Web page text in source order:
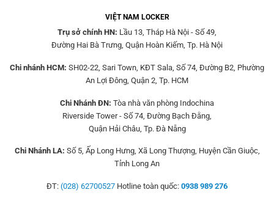
VIỆT NAM LOCKER
Trụ sở chính HN: Lầu 13, Tháp Hà Nội - Số 49,
Đường Hai Bà Trưng, Quận Hoàn Kiếm, Tp. Hà Nội
Chi nhánh HCM: SH02-22, Sari Town, KĐT Sala, Số 74, Đường B2, Phường
An Lợi Đông, Quận 2, Tp. HCM
Chi Nhánh ĐN: Tòa nhà văn phòng Indochina
Riverside Tower - Số 74, Đường Bạch Đằng,
Quận Hải Châu, Tp. Đà Nẵng
Chi Nhánh LA: Số 5, Ấp Long Hưng, Xã Long Thượng, Huyện Cần Giuộc,
Tỉnh Long An
ĐT: (028) 62700527 Hotline toàn quốc: 0938 989 276